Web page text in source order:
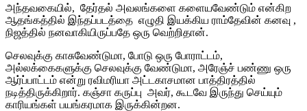
அந்தவகையில், தேர்தல் அவலங்களை களையவேண்டும் என்கிற
ஆதங்கத்தில் இந்தப்படத்தை எழுதி இயக்கிய ராம்தேவின் கனவு ,
நிஜத்தில் நனவாகியிருப்பதே ஒரு வெற்றிதான்.
செலவுக்கு காசுவேண்டுமா, போடு ஒரு போராட்டம்,
அல்லக்கைகளுக்கு செலவுக்கு வேண்டுமா, அரேஞ்ச் பண்ணு ஒரு
ஆர்ப்பாட்டம் என்று ரவிமரியா அட்டகாசமான பாத்திரத்தில்
நடித்திருக்கிறார். கஞ்சா கருப்பு அவர், கூடவே இருந்து செய்யும்
காரியங்கள் பயங்கரமாக இருக்கின்றன.